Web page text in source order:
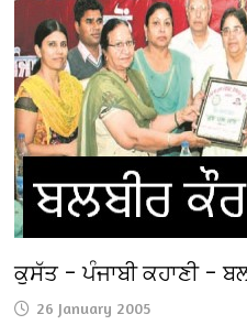
ਕੁਸੱਤ – ਪੰਜਾਬੀ ਕਹਾਣੀ –
26 January 2005